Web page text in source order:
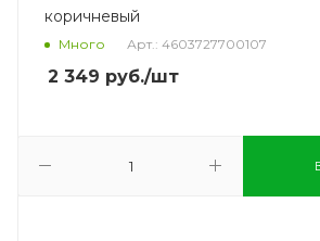
коричневый
Много Арт.: 4603727700107
2 349 руб./шт